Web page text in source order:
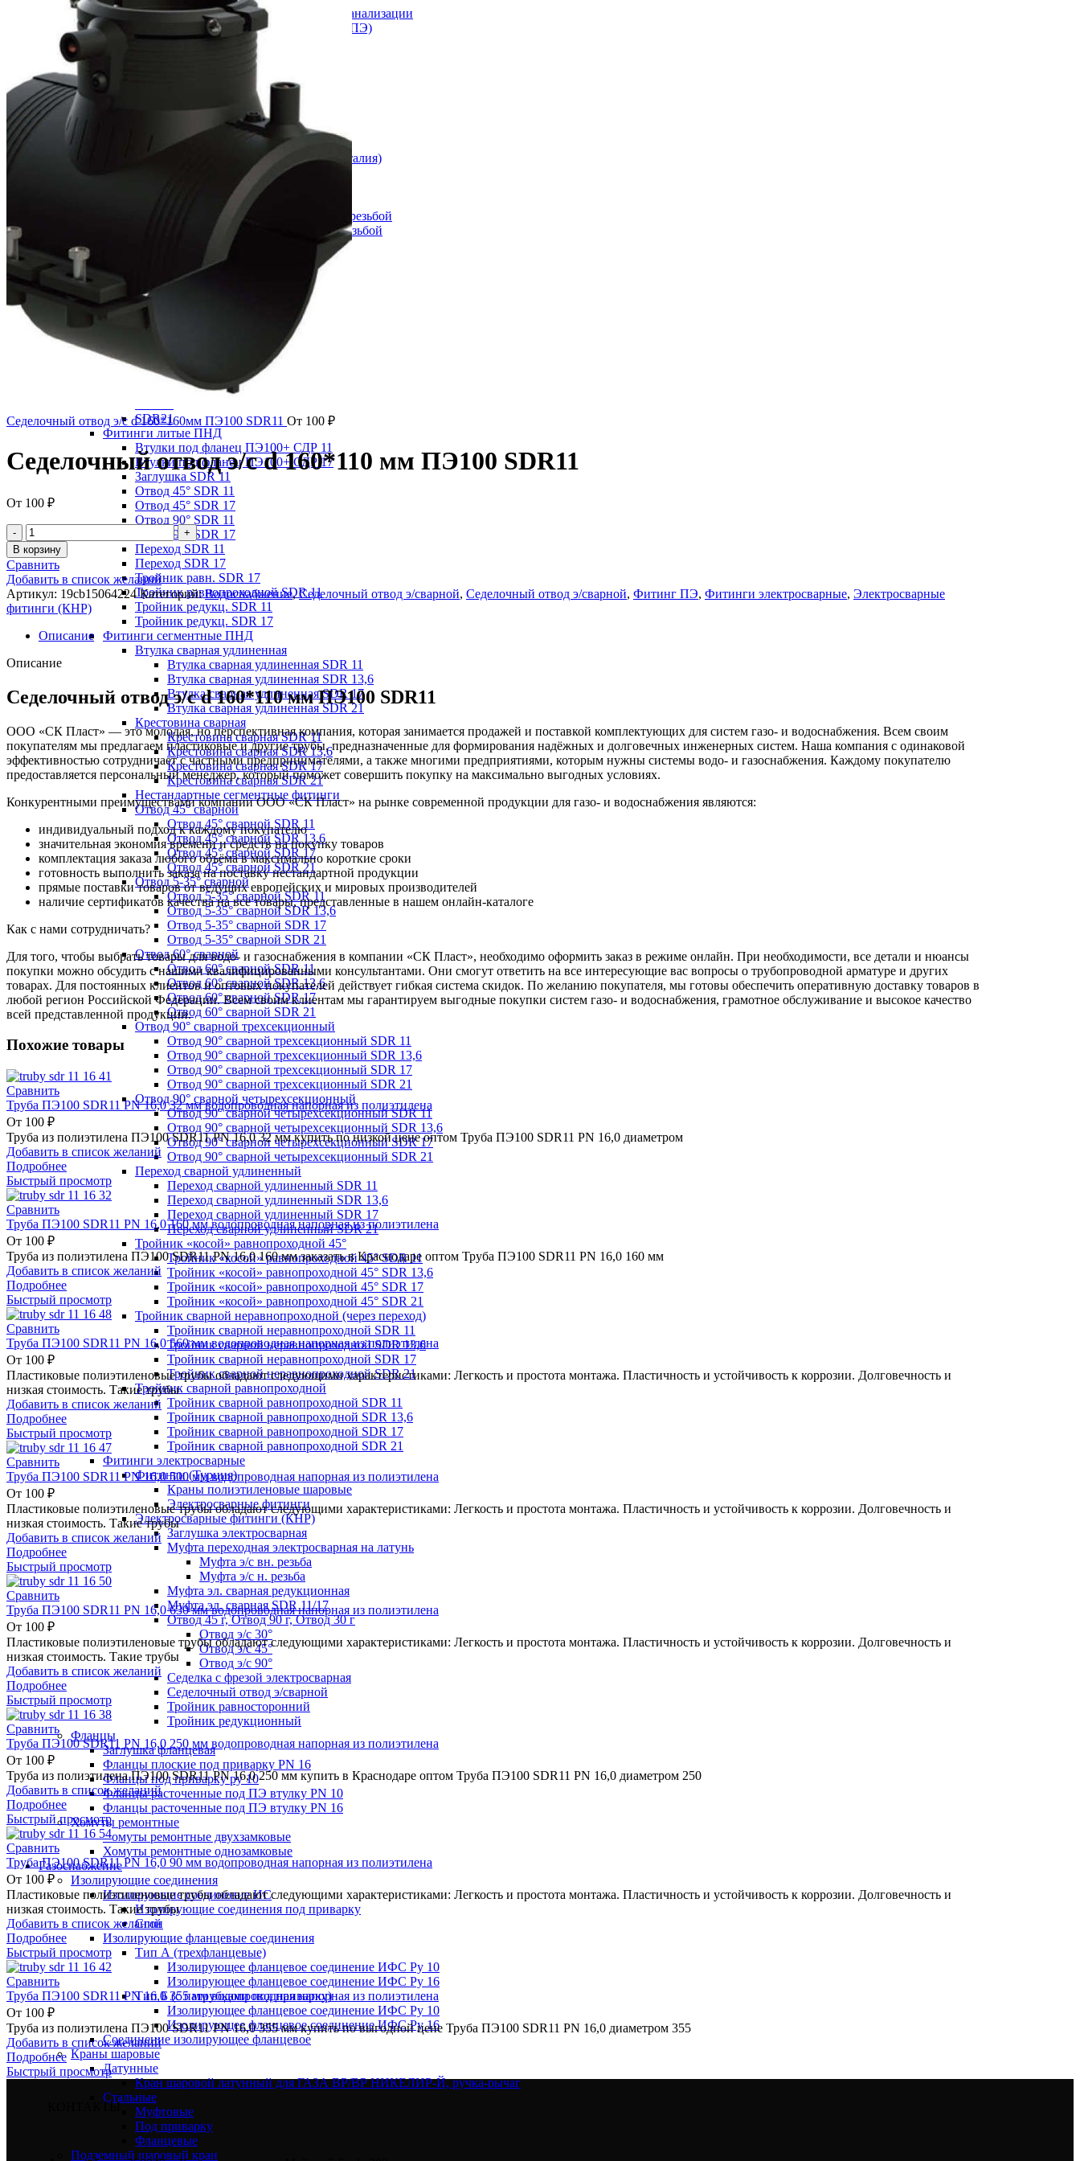
Трубы КОРСИС гофрированные для канализации
Фитинги для безнапорных труб ПНД (ПЭ)
Напорные трубы
Трубы SDR 11 ( 16 атмосфер )
Трубы SDR 17 ( 10 атмосфер )
Трубы SDR 21 ( 8 атмосфер )
Трубы SDR 26 (6 атмосфер )
Фитинг ПЭ
Компрессионные фитинги
Компрессионные фитинги "Astore" (Италия)
Компрессионные фитинги PN10/16
Муфта переходная
Муфта переходная с внутренней резьбой
Муфта переходная с наружной резьбой
Муфта соединительная
Отвод 90 гр.
Отвод с внутренней резьбой
Отвод с наружной резьбой
Тройник редукционный
Тройник с внутренней резьбой
Тройник с наружной резьбой
НСПС
SDR11
SDR21
Фитинги литые ПНД
Втулки под фланец ПЭ100+ СДР 11
Втулки под фланец ПЭ100+ СДР 17
Заглушка SDR 11
Отвод 45° SDR 11
Отвод 45° SDR 17
Отвод 90° SDR 11
Отвод 90° SDR 17
Переход SDR 11
Переход SDR 17
Тройник равн. SDR 17
Тройник равнопроходной SDR 11
Тройник редукц. SDR 11
Тройник редукц. SDR 17
Фитинги сегментные ПНД
Втулка сварная удлиненная
Втулка сварная удлиненная SDR 11
Втулка сварная удлиненная SDR 13,6
Втулка сварная удлиненная SDR 17
Втулка сварная удлиненная SDR 21
Крестовина сварная
Крестовина сварная SDR 11
Крестовина сварная SDR 13,6
Крестовина сварная SDR 17
Крестовина сварная SDR 21
Нестандартные сегментные фитинги
Отвод 45° сварной
Отвод 45° сварной SDR 11
Отвод 45° сварной SDR 13,6
Отвод 45° сварной SDR 17
Отвод 45° сварной SDR 21
Отвод 5-35° сварной
Отвод 5-35° сварной SDR 11
Отвод 5-35° сварной SDR 13,6
Отвод 5-35° сварной SDR 17
Отвод 5-35° сварной SDR 21
Отвод 60° сварной
Отвод 60° сварной SDR 11
Отвод 60° сварной SDR 13,6
Отвод 60° сварной SDR 17
Отвод 60° сварной SDR 21
Отвод 90° сварной трехсекционный
Отвод 90° сварной трехсекционный SDR 11
Отвод 90° сварной трехсекционный SDR 13,6
Отвод 90° сварной трехсекционный SDR 17
Отвод 90° сварной трехсекционный SDR 21
Отвод 90° сварной четырехсекционный
Отвод 90° сварной четырехсекционный SDR 11
Отвод 90° сварной четырехсекционный SDR 13,6
Отвод 90° сварной четырехсекционный SDR 17
Отвод 90° сварной четырехсекционный SDR 21
Переход сварной удлиненный
Переход сварной удлиненный SDR 11
Переход сварной удлиненный SDR 13,6
Переход сварной удлиненный SDR 17
Переход сварной удлиненный SDR 21
Тройник «косой» равнопроходной 45°
Тройник «косой» равнопроходной 45° SDR 11
Тройник «косой» равнопроходной 45° SDR 13,6
Тройник «косой» равнопроходной 45° SDR 17
Тройник «косой» равнопроходной 45° SDR 21
Тройник сварной неравнопроходной (через переход)
Тройник сварной неравнопроходной SDR 11
Тройник сварной неравнопроходной SDR 13,6
Тройник сварной неравнопроходной SDR 17
Тройник сварной неравнопроходной SDR 21
Тройник сварной равнопроходной
Тройник сварной равнопроходной SDR 11
Тройник сварной равнопроходной SDR 13,6
Тройник сварной равнопроходной SDR 17
Тройник сварной равнопроходной SDR 21
Фитинги электросварные
Фитинги (Турция)
Краны полиэтиленовые шаровые
Электросварные фитинги
Электросварные фитинги (КНР)
Заглушка электросварная
Муфта переходная электросварная на латунь
Муфта э/с вн. резьба
Муфта э/с н. резьба
Муфта эл. cварная редукционная
Муфта эл. сварная SDR 11/17
Отвод 45 г, Отвод 90 г, Отвод 30 г
Отвод э/с 30°
Отвод э/с 45°
Отвод э/с 90°
Седелка с фрезой электросварная
Седелочный отвод э/сварной
Тройник равносторонний
Тройник редукционный
Фланцы
Заглушка фланцевая
Фланцы плоские под приварку PN 16
Фланцы под приварку ру 10
Фланцы расточенные под ПЭ втулку PN 10
Фланцы расточенные под ПЭ втулку PN 16
Хомуты ремонтные
Хомуты ремонтные двухзамковые
Хомуты ремонтные однозамковые
Газоснабжение
Изолирующие соединения
Изолирующие соединение ИС
Изолирующие соединения под приварку
Сгон
Изолирующие фланцевые соединения
Тип А (трехфланцевые)
Изолирующее фланцевое соединение ИФС Ру 10
Изолирующее фланцевое соединение ИФС Ру 16
Тип Б (с патрубками под приварку)
Изолирующее фланцевое соединение ИФС Ру 10
Изолирующее фланцевое соединение ИФС Ру 16
Соединение изолирующее фланцевое
Краны шаровые
Латунные
Кран шаровой латунный для ГАЗА ВР/ВР НИКЕЛИР-Й, ручка-рычаг
Стальные
Муфтовые
Под приварку
Фланцевые
Подземный шаровый кран
Седелочный отвод э/с d 160*160мм ПЭ100 SDR11 От 100 ₽
Седелочный отвод э/с d 160*110 мм ПЭ100 SDR11
От 100 ₽
В корзину
Сравнить
Добавить в список желаний
Артикул: 19cb15064224Категорий: Водоснабжение, Седелочный отвод э/сварной, Седелочный отвод э/сварной, Фитинг ПЭ, Фитинги электросварные, Электросварные
фитинги (КНР)
Описание
Описание
Седелочный отвод э/с d 160*110 мм ПЭ100 SDR11
ООО «СК Пласт» — это молодая, но перспективная компания, которая занимается продажей и поставкой комплектующих для систем газо- и водоснабжения. Всем своим
покупателям мы предлагаем пластиковые и другие трубы, предназначенные для формирования надёжных и долговечных инженерных систем. Наша компания с одинаковой
эффективностью сотрудничает с частными предпринимателями, а также многими предприятиями, которым нужны системы водо- и газоснабжения. Каждому покупателю
предоставляется персональный менеджер, который поможет совершить покупку на максимально выгодных условиях.
Конкурентными преимуществами компании ООО «СК Пласт» на рынке современной продукции для газо- и водоснабжения являются:
индивидуальный подход к каждому покупателю
значительная экономия времени и средств на покупку товаров
комплектация заказа любого объёма в максимально короткие сроки
готовность выполнить заказа на поставку нестандартной продукции
прямые поставки товаров от ведущих европейских и мировых производителей
наличие сертификатов качества на все товары, представленные в нашем онлайн-каталоге
Как с нами сотрудничать?
Для того, чтобы выбрать товары для водо- и газоснабжения в компании «СК Пласт», необходимо оформить заказ в режиме онлайн. При необходимости, все детали и нюансы
покупки можно обсудить с нашими квалифицированными консультантами. Они смогут ответить на все интересующие вас вопросы о трубопроводной арматуре и других
товарах. Для постоянных клиентов и оптовых покупателей действует гибкая система скидок. По желанию покупателя, мы готовы обеспечить оперативную доставку товаров в
любой регион Российской Федерации. Всем своим клиентам мы гарантируем выгодные покупки систем газо- и водоснабжения, грамотное обслуживание и высокое качество
всей представленной продукции.
Похожие товары
Сравнить
Труба ПЭ100 SDR11 PN 16,0 32 мм водопроводная напорная из полиэтилена
От 100 ₽
Труба из полиэтилена ПЭ100 SDR11 PN 16,0 32 мм купить по низкой цене оптом Труба ПЭ100 SDR11 PN 16,0 диаметром
Добавить в список желаний
Подробнее
Быстрый просмотр
Сравнить
Труба ПЭ100 SDR11 PN 16,0 160 мм водопроводная напорная из полиэтилена
От 100 ₽
Труба из полиэтилена ПЭ100 SDR11 PN 16,0 160 мм заказать в Краснодаре оптом Труба ПЭ100 SDR11 PN 16,0 160 мм
Добавить в список желаний
Подробнее
Быстрый просмотр
Сравнить
Труба ПЭ100 SDR11 PN 16,0 560 мм водопроводная напорная из полиэтилена
От 100 ₽
Пластиковые полиэтиленовые трубы обладают следующими характеристиками: Легкость и простота монтажа. Пластичность и устойчивость к коррозии. Долговечность и
низкая стоимость. Такие трубы
Добавить в список желаний
Подробнее
Быстрый просмотр
Сравнить
Труба ПЭ100 SDR11 PN 16,0 500 мм водопроводная напорная из полиэтилена
От 100 ₽
Пластиковые полиэтиленовые трубы обладают следующими характеристиками: Легкость и простота монтажа. Пластичность и устойчивость к коррозии. Долговечность и
низкая стоимость. Такие трубы
Добавить в список желаний
Подробнее
Быстрый просмотр
Сравнить
Труба ПЭ100 SDR11 PN 16,0 630 мм водопроводная напорная из полиэтилена
От 100 ₽
Пластиковые полиэтиленовые трубы обладают следующими характеристиками: Легкость и простота монтажа. Пластичность и устойчивость к коррозии. Долговечность и
низкая стоимость. Такие трубы
Добавить в список желаний
Подробнее
Быстрый просмотр
Сравнить
Труба ПЭ100 SDR11 PN 16,0 250 мм водопроводная напорная из полиэтилена
От 100 ₽
Труба из полиэтилена ПЭ100 SDR11 PN 16,0 250 мм купить в Краснодаре оптом Труба ПЭ100 SDR11 PN 16,0 диаметром 250
Добавить в список желаний
Подробнее
Быстрый просмотр
Сравнить
Труба ПЭ100 SDR11 PN 16,0 90 мм водопроводная напорная из полиэтилена
От 100 ₽
Пластиковые полиэтиленовые трубы обладают следующими характеристиками: Легкость и простота монтажа. Пластичность и устойчивость к коррозии. Долговечность и
низкая стоимость. Такие трубы
Добавить в список желаний
Подробнее
Быстрый просмотр
Сравнить
Труба ПЭ100 SDR11 PN 16,0 355 мм водопроводная напорная из полиэтилена
От 100 ₽
Труба из полиэтилена ПЭ100 SDR11 PN 16,0 355 мм купить по выгодной цене Труба ПЭ100 SDR11 PN 16,0 диаметром 355
Добавить в список желаний
Подробнее
Быстрый просмотр
КОНТАКТЫ